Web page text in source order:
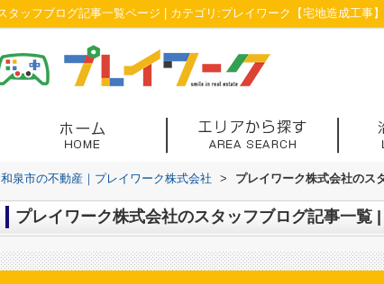
和泉市の不動産｜プレイワーク株式会社 > プレイワーク株式会社のス
プレイワーク株式会社のスタッフブログ記事一覧